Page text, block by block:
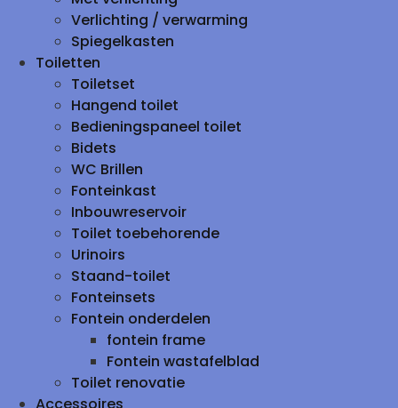
Verlichting / verwarming
Spiegelkasten
Toiletten
Toiletset
Hangend toilet
Bedieningspaneel toilet
Bidets
WC Brillen
Fonteinkast
Inbouwreservoir
Toilet toebehorende
Urinoirs
Staand-toilet
Fonteinsets
Fontein onderdelen
fontein frame
Fontein wastafelblad
Toilet renovatie
Accessoires